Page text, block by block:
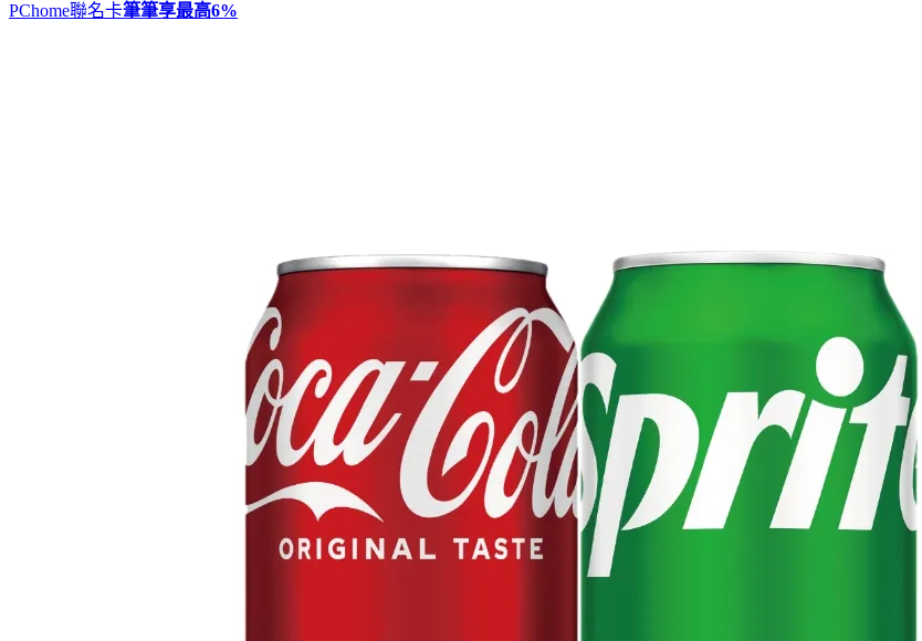
PChome聯名卡筆筆享最高6%